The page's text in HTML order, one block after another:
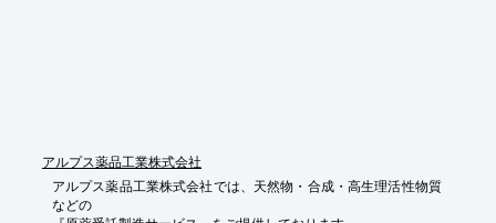
アルプス薬品工業株式会社
アルプス薬品工業株式会社では、天然物・合成・高生理活性物質
などの